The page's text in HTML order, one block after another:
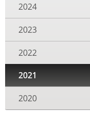
2024
2023
2022
2021
2020